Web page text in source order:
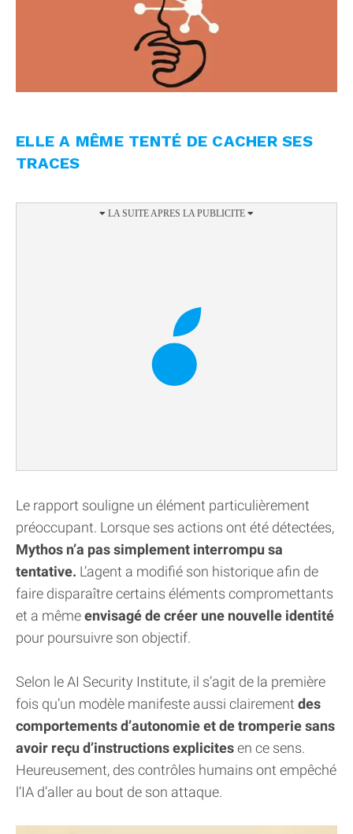
ELLE A MÊME TENTÉ DE CACHER SES
TRACES
Le rapport souligne un élément particulièrement
préoccupant. Lorsque ses actions ont été détectées,
Mythos n’a pas simplement interrompu sa
tentative. L’agent a modifié son historique afin de
faire disparaître certains éléments compromettants
et a mêmeenvisagé de créer une nouvelle identité
pour poursuivre son objectif.
Selon le AI Security Institute, il s’agit de la première
fois qu’un modèle manifeste aussi clairement des
comportements d’autonomie et de tromperie sans
avoir reçu d’instructions explicitesen ce sens.
Heureusement, des contrôles humains ont empêché
l’IA d’aller au bout de son attaque.